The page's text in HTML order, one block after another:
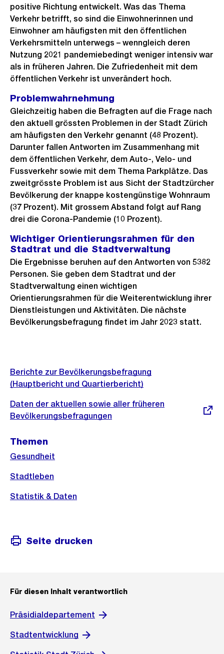
positive Richtung entwickelt. Was das Thema
Verkehr betrifft, so sind die Einwohnerinnen und
Einwohner am häufigsten mit den öffentlichen
Verkehrsmitteln unterwegs – wenngleich deren
Nutzung 2021 pandemiebedingt weniger intensiv war
als in früheren Jahren. Die Zufriedenheit mit dem
öffentlichen Verkehr ist unverändert hoch.
Problemwahrnehmung
Gleichzeitig haben die Befragten auf die Frage nach
den aktuell grössten Problemen in der Stadt Zürich
am häufigsten den Verkehr genannt (48 Prozent).
Darunter fallen Antworten im Zusammenhang mit
dem öffentlichen Verkehr, dem Auto-, Velo- und
Fussverkehr sowie mit dem Thema Parkplätze. Das
zweitgrösste Problem ist aus Sicht der Stadtzürcher
Bevölkerung der knappe kostengünstige Wohnraum
(37 Prozent). Mit grossem Abstand folgt auf Rang
drei die Corona-Pandemie (10 Prozent).
Wichtiger Orientierungsrahmen für den
Stadtrat und die Stadtverwaltung
Die Ergebnisse beruhen auf den Antworten von 5382
Personen. Sie geben dem Stadtrat und der
Stadtverwaltung einen wichtigen
Orientierungsrahmen für die Weiterentwicklung ihrer
Dienstleistungen und Aktivitäten. Die nächste
Bevölkerungsbefragung findet im Jahr 2023 statt.
Informationen
Berichte zur Bevölkerungsbefragung
(Hauptbericht und Quartierbericht)
Externer
Link:
Daten der aktuellen sowie aller früheren
Bevölkerungsbefragungen
Themen
Gesundheit
Stadtleben
Statistik & Daten
Seite drucken
Für diesen Inhalt verantwortlich
Präsidialdepartement
Stadtentwicklung